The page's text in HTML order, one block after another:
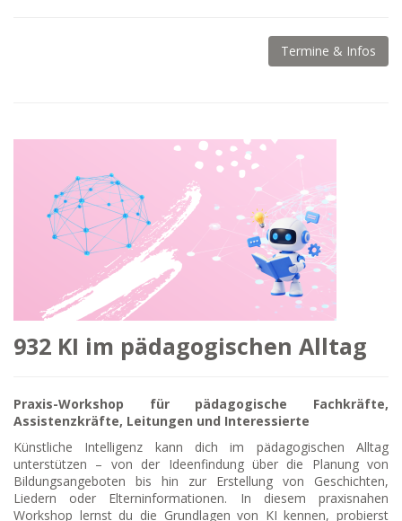
Termine & Infos
932 KI im pädagogischen Alltag
Praxis-Workshop für pädagogische Fachkräfte,
Assistenzkräfte, Leitungen und Interessierte
Künstliche Intelligenz kann dich im pädagogischen Alltag
unterstützen – von der Ideenfindung über die Planung von
Bildungsangeboten bis hin zur Erstellung von Geschichten,
Liedern oder Elterninformationen. In diesem praxisnahen
Workshop lernst du die Grundlagen von KI kennen, probierst